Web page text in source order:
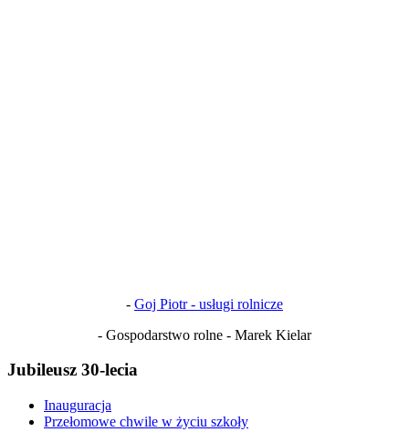
- Goj Piotr - usługi rolnicze
- Gospodarstwo rolne - Marek Kielar
Jubileusz 30-lecia
Inauguracja
Przełomowe chwile w życiu szkoły